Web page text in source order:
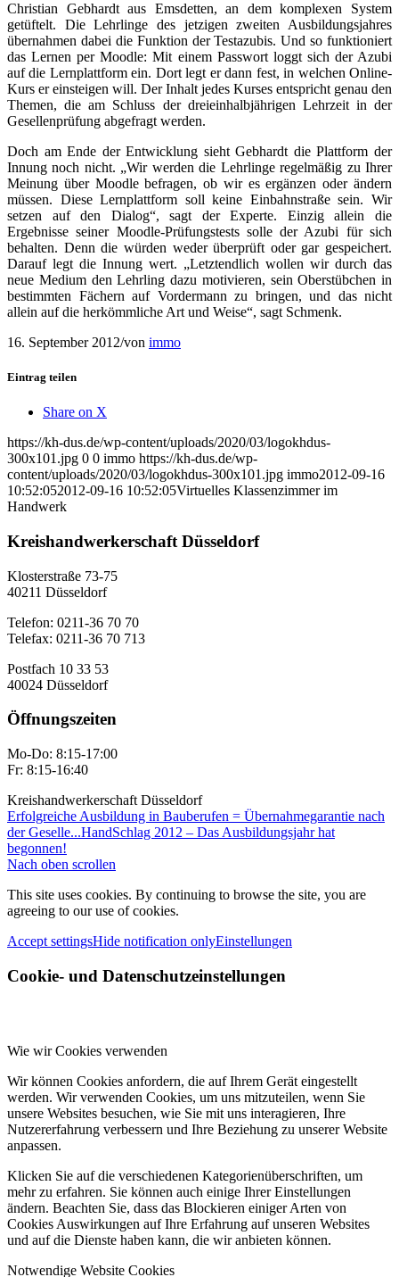
Christian Gebhardt aus Emsdetten, an dem komplexen System
getüftelt. Die Lehrlinge des jetzigen zweiten Ausbildungsjahres
übernahmen dabei die Funktion der Testazubis. Und so funktioniert
das Lernen per Moodle: Mit einem Passwort loggt sich der Azubi
auf die Lernplattform ein. Dort legt er dann fest, in welchen Online-
Kurs er einsteigen will. Der Inhalt jedes Kurses entspricht genau den
Themen, die am Schluss der dreieinhalbjährigen Lehrzeit in der
Gesellenprüfung abgefragt werden.
Doch am Ende der Entwicklung sieht Gebhardt die Plattform der
Innung noch nicht. „Wir werden die Lehrlinge regelmäßig zu Ihrer
Meinung über Moodle befragen, ob wir es ergänzen oder ändern
müssen. Diese Lernplattform soll keine Einbahnstraße sein. Wir
setzen auf den Dialog“, sagt der Experte. Einzig allein die
Ergebnisse seiner Moodle-Prüfungstests solle der Azubi für sich
behalten. Denn die würden weder überprüft oder gar gespeichert.
Darauf legt die Innung wert. „Letztendlich wollen wir durch das
neue Medium den Lehrling dazu motivieren, sein Oberstübchen in
bestimmten Fächern auf Vordermann zu bringen, und das nicht
allein auf die herkömmliche Art und Weise“, sagt Schmenk.
16. September 2012/von immo
Eintrag teilen
Share on X
https://kh-dus.de/wp-content/uploads/2020/03/logokhdus-
300x101.jpg 0 0 immo https://kh-dus.de/wp-
content/uploads/2020/03/logokhdus-300x101.jpg immo2012-09-16
10:52:052012-09-16 10:52:05Virtuelles Klassenzimmer im
Handwerk
Kreishandwerkerschaft Düsseldorf
Klosterstraße 73-75
40211 Düsseldorf
Telefon: 0211-36 70 70
Telefax: 0211-36 70 713
Postfach 10 33 53
40024 Düsseldorf
Öffnungszeiten
Mo-Do: 8:15-17:00
Fr: 8:15-16:40
Kreishandwerkerschaft Düsseldorf
Erfolgreiche Ausbildung in Bauberufen = Übernahmegarantie nach
der Geselle...HandSchlag 2012 – Das Ausbildungsjahr hat
begonnen!
Nach oben scrollen
This site uses cookies. By continuing to browse the site, you are
agreeing to our use of cookies.
Accept settingsHide notification onlyEinstellungen
Cookie- und Datenschutzeinstellungen
Wie wir Cookies verwenden
Wir können Cookies anfordern, die auf Ihrem Gerät eingestellt
werden. Wir verwenden Cookies, um uns mitzuteilen, wenn Sie
unsere Websites besuchen, wie Sie mit uns interagieren, Ihre
Nutzererfahrung verbessern und Ihre Beziehung zu unserer Website
anpassen.
Klicken Sie auf die verschiedenen Kategorienüberschriften, um
mehr zu erfahren. Sie können auch einige Ihrer Einstellungen
ändern. Beachten Sie, dass das Blockieren einiger Arten von
Cookies Auswirkungen auf Ihre Erfahrung auf unseren Websites
und auf die Dienste haben kann, die wir anbieten können.
Notwendige Website Cookies